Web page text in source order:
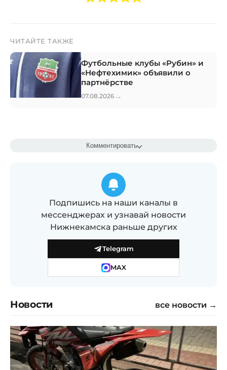
ЧИТАЙТЕ ТАКЖЕ
Футбольные клубы «Рубин» и
«Нефтехимик» объявили о
партнёрстве
07.08.2026 →
Комментировать
Подпишись на наши каналы в
мессенджерах и узнавай новости
Нижнекамска раньше других
Telegram
MAX
Новости все новости →